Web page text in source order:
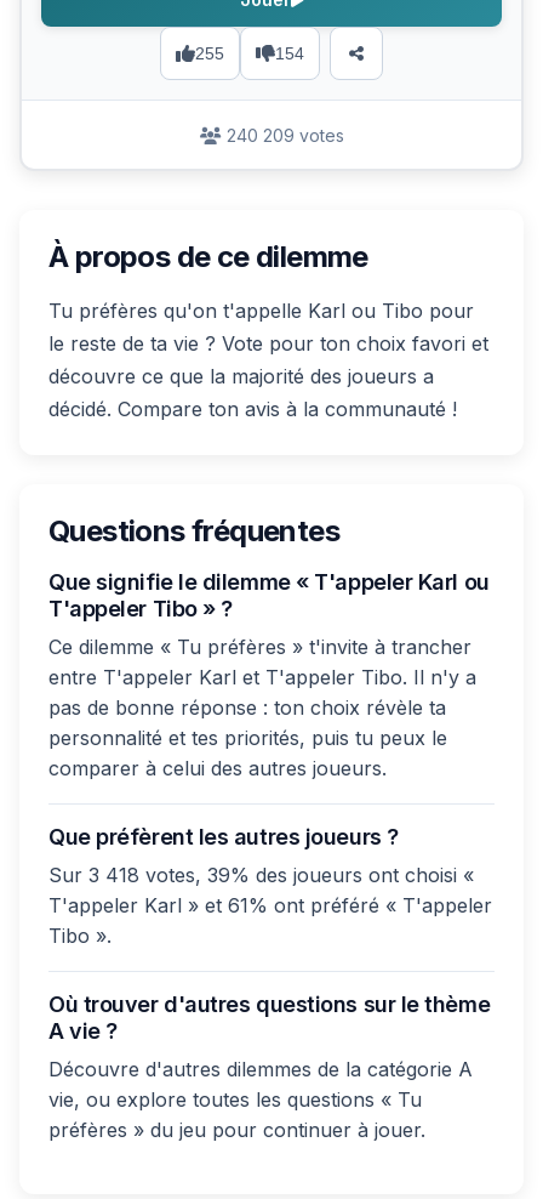
255 154
240 209 votes
À propos de ce dilemme
Tu préfères qu'on t'appelle Karl ou Tibo pour
le reste de ta vie ? Vote pour ton choix favori et
découvre ce que la majorité des joueurs a
décidé. Compare ton avis à la communauté !
Questions fréquentes
Que signifie le dilemme « T'appeler Karl ou
T'appeler Tibo » ?
Ce dilemme « Tu préfères » t'invite à trancher
entre T'appeler Karl et T'appeler Tibo. Il n'y a
pas de bonne réponse : ton choix révèle ta
personnalité et tes priorités, puis tu peux le
comparer à celui des autres joueurs.
Que préfèrent les autres joueurs ?
Sur 3 418 votes, 39% des joueurs ont choisi «
T'appeler Karl » et 61% ont préféré « T'appeler
Tibo ».
Où trouver d'autres questions sur le thème
A vie ?
Découvre d'autres dilemmes de la catégorie A
vie, ou explore toutes les questions « Tu
préfères » du jeu pour continuer à jouer.